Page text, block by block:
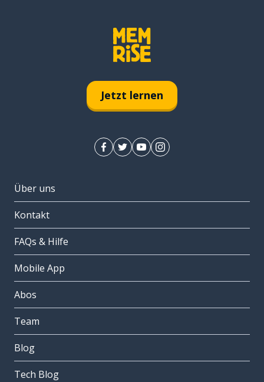
Jetzt lernen
Über uns
Kontakt
FAQs & Hilfe
Mobile App
Abos
Team
Blog
Tech Blog